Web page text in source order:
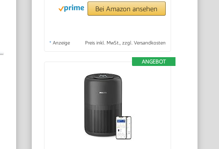
Bei Amazon ansehen
* Anzeige Preis inkl. MwSt., zzgl. Versandkosten
ANGEBOT